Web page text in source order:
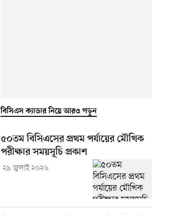
বিসিএস ক্যাডার নিয়ে আরও পড়ুন
৫০তম বিসিএসের প্রথম পর্যায়ের মৌখিক
পরীক্ষার সময়সূচি প্রকাশ
২৯ জুলাই ২০২৬